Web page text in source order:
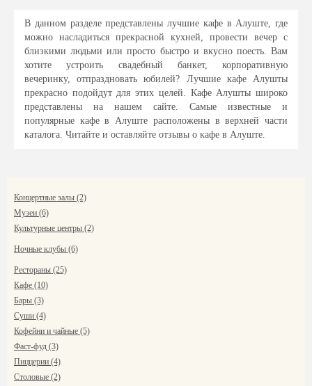
В данном разделе представлены лучшие кафе в Алуште, где
можно насладиться прекрасной кухней, провести вечер с
близкими людьми или просто быстро и вкусно поесть. Вам
хотите устроить свадебный банкет, корпоративную
вечеринку, отпраздновать юбилей? Лучшие кафе Алушты
прекрасно подойдут для этих целей. Кафе Алушты широко
представлены на нашем сайте. Самые известные и
популярные кафе в Алуште расположены в верхней части
каталога. Читайте и оставляйте отзывы о кафе в Алуште.
Концертные залы (2)
Музеи (6)
Культурные центры (2)
Ночные клубы (6)
Рестораны (25)
Кафе (10)
Бары (3)
Суши (4)
Кофейни и чайные (5)
Фаст-фуд (3)
Пиццерии (4)
Столовые (2)